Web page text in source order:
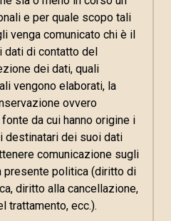
e per quale scopo tali
venga comunicato chi è il
dati di contatto del
dei dati, quali
vengono elaborati, la
ovvero
da cui hanno origine i
destinatari dei suoi dati
comunicazione sugli
presente politica (diritto di
diritto alla cancellazione,
trattamento, ecc.).